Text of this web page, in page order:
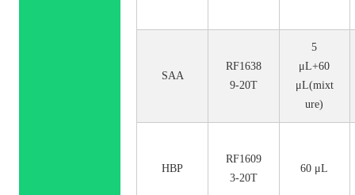
SAA
RF1638
9-20T
5
μL+60
μL(mixt
ure)
HBP
RF1609
3-20T
60 μL